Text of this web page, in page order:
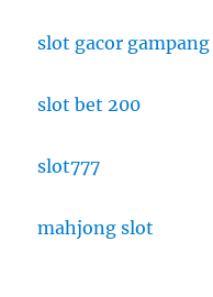
slot gacor
slot bet 200
slot777
mahjong slot